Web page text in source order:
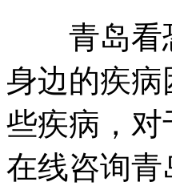
青岛看恐
身边的疾
些疾病，
在线咨询